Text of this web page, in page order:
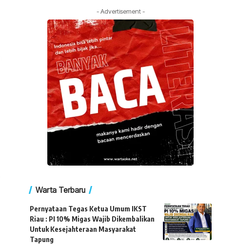
- Advertisement -
Warta Terbaru
Pernyataan Tegas Ketua Umum IKST
Riau : PI 10% Migas Wajib Dikembalikan
Untuk Kesejahteraan Masyarakat
Tapung